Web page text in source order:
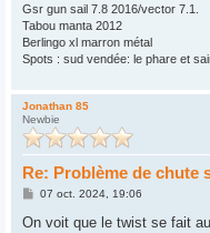
Gsr gun sail 7.8 2016/vector 7.1.
Tabou manta 2012
Berlingo xl marron métal
Spots : sud vendée: le phare et
Jonathan 85
Newbie
Re: Problème de chute
M
s
07 oct. 2024, 19:06
On voit que le twist se fait